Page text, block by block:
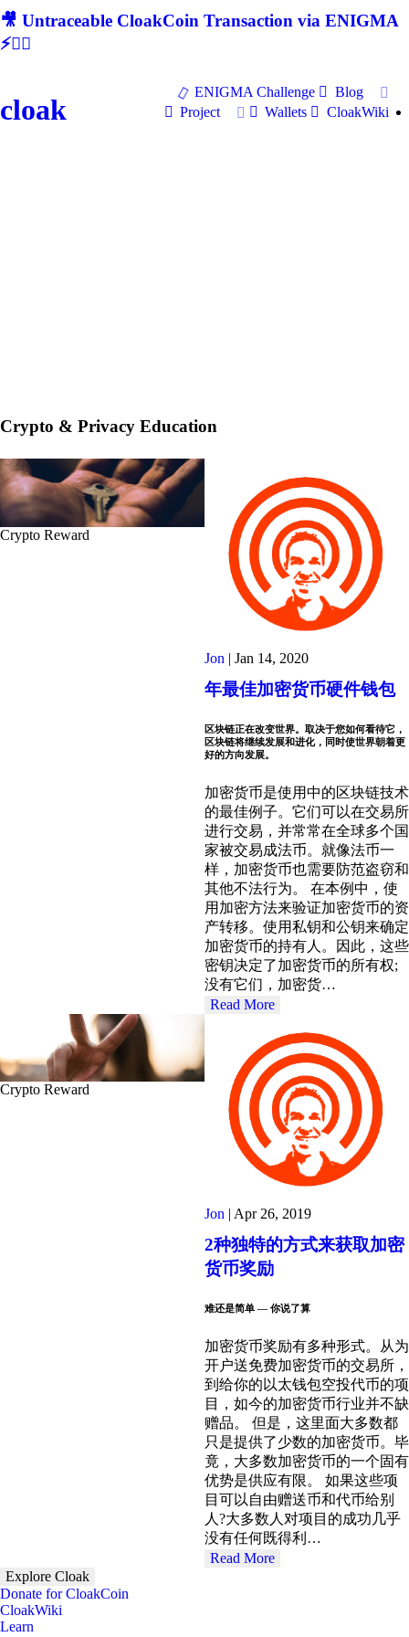
🎥 Untraceable CloakCoin Transaction via ENIGMA
⚡🕵‍♂
cloak
ENIGMA Challenge
Blog
Project
Wallets CloakWiki
Crypto & Privacy Education
Crypto Reward
Jon Jan 14, 2020
年最佳加密货币硬件钱包
区块链正在改变世界。取决于您如何看待它，
区块链将继续发展和进化，同时使世界朝着更
好的方向发展。
加密货币是使用中的区块链技术
的最佳例子。它们可以在交易所
进行交易，并常常在全球多个国
家被交易成法币。就像法币一
样，加密货币也需要防范盗窃和
其他不法行为。 在本例中，使
用加密方法来验证加密货币的资
产转移。使用私钥和公钥来确定
加密货币的持有人。因此，这些
密钥决定了加密货币的所有权;
没有它们，加密货…
Read More
Crypto Reward
Jon | Apr 26, 2019
2种独特的方式来获取加密
货币奖励
难还是简单 — 你说了算
加密货币奖励有多种形式。从为
开户送免费加密货币的交易所，
到给你的以太钱包空投代币的项
目，如今的加密货币行业并不缺
赠品。 但是，这里面大多数都
只是提供了少数的加密货币。毕
竟，大多数加密货币的一个固有
优势是供应有限。 如果这些项
目可以自由赠送币和代币给别
人?大多数人对项目的成功几乎
没有任何既得利…
Read More
Explore Cloak
Donate for CloakCoin
CloakWiki
Learn